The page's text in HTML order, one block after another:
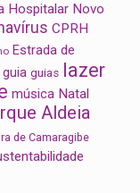
Hospitalar Novo
CPRH
Estrada de
guia guias lazer
música Natal
Aldeia
de Camaragibe